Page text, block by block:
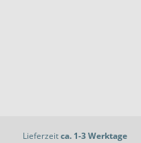
Lieferzeitca. 1-3 Werktage